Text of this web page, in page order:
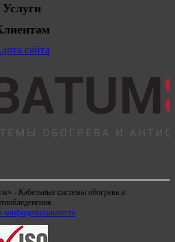
Услуги
сайта
- Кабельные системы обогрева и
конфиденциальности